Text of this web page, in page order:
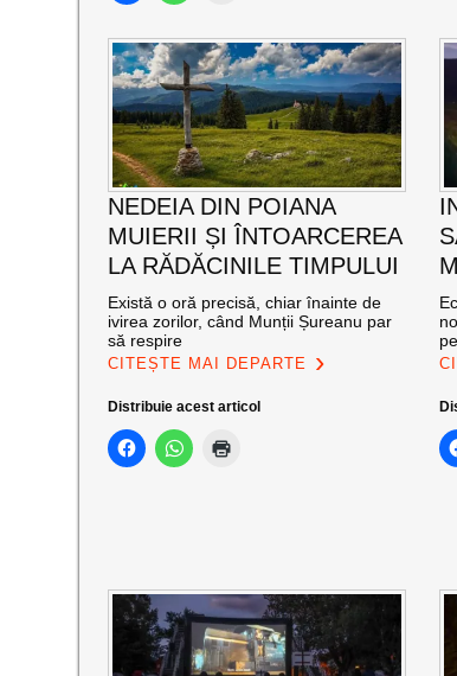
NEDEIA DIN POIANA
MUIERII ȘI ÎNTOARCEREA
LA RĂDĂCINILE TIMPULUI
Există o oră precisă, chiar înainte de
ivirea zorilor, când Munții Șureanu par
să respire
CITEȘTE MAI DEPARTE
Distribuie acest articol